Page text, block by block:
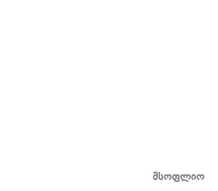
მსოფლიო